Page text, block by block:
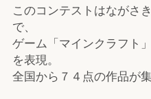
このコンテストはながさ
で、
ゲーム「マインクラフト
を表現。
全国から７４点の作品が